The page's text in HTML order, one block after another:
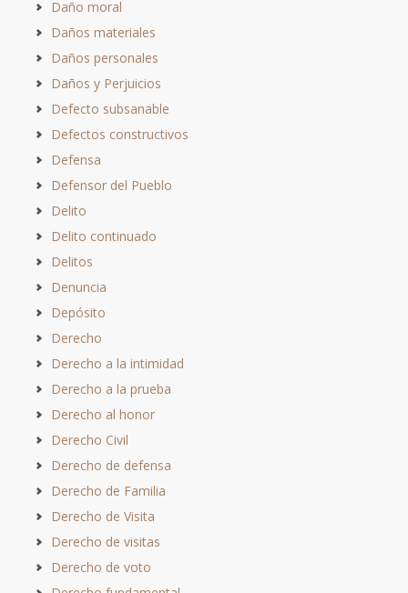
Daño moral
Daños materiales
Daños personales
Daños y Perjuicios
Defecto subsanable
Defectos constructivos
Defensa
Defensor del Pueblo
Delito
Delito continuado
Delitos
Denuncia
Depósito
Derecho
Derecho a la intimidad
Derecho a la prueba
Derecho al honor
Derecho Civil
Derecho de defensa
Derecho de Familia
Derecho de Visita
Derecho de visitas
Derecho de voto